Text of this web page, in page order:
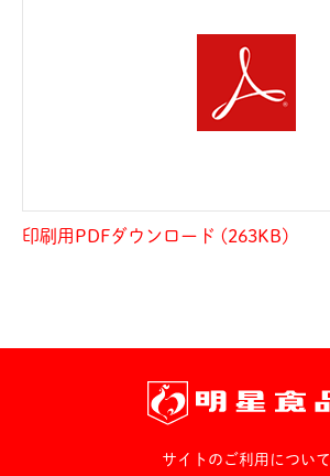
印刷用PDFダウンロード (263KB)
サイトのご利用について